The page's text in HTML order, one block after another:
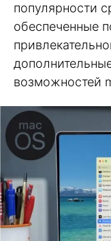
популярности
обеспеченные
возможностей